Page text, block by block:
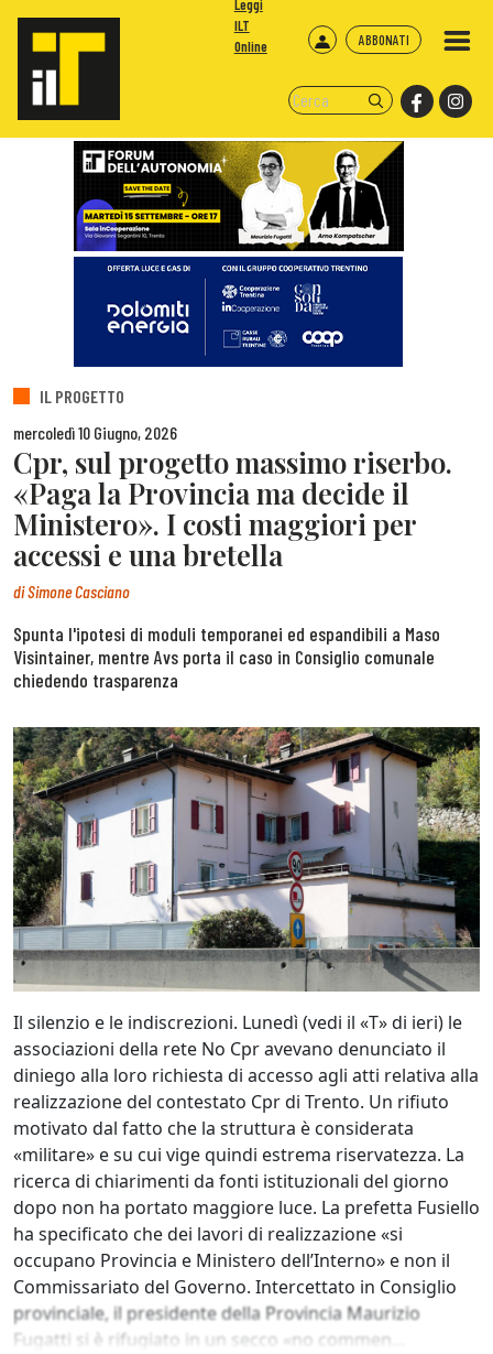
ABBONATI
Leggi
ILT
Online
IL PROGETTO
mercoledì 10 Giugno, 2026
Cpr, sul progetto massimo riserbo.
«Paga la Provincia ma decide il
Ministero». I costi maggiori per
accessi e una bretella
diSimone Casciano
Spunta l'ipotesi di moduli temporanei ed espandibili a Maso
Visintainer, mentre Avs porta il caso in Consiglio comunale
chiedendo trasparenza
Il silenzio e le indiscrezioni. Lunedì (vedi il «T» di ieri) le
associazioni della rete No Cpr avevano denunciato il
diniego alla loro richiesta di accesso agli atti relativa alla
realizzazione del contestato Cpr di Trento. Un rifiuto
motivato dal fatto che la struttura è considerata
«militare» e su cui vige quindi estrema riservatezza. La
ricerca di chiarimenti da fonti istituzionali del giorno
dopo non ha portato maggiore luce. La prefetta Fusiello
ha specificato che dei lavori di realizzazione «si
occupano Provincia e Ministero dell’Interno» e non il
Commissariato del Governo. Intercettato in Consiglio
provinciale, il presidente della Provincia Maurizio
Fugatti si è rifugiato in un secco «no commen...